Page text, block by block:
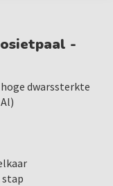
-
dwarssterkte